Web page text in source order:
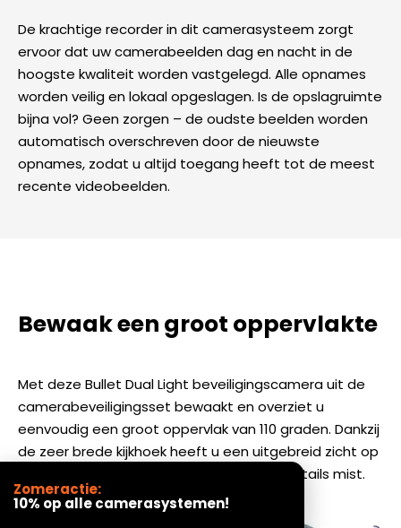
De krachtige recorder in dit camerasysteem zorgt
ervoor dat uw camerabeelden dag en nacht in de
hoogste kwaliteit worden vastgelegd. Alle opnames
worden veilig en lokaal opgeslagen. Is de opslagruimte
bijna vol? Geen zorgen – de oudste beelden worden
automatisch overschreven door de nieuwste
opnames, zodat u altijd toegang heeft tot de meest
recente videobeelden.
Bewaak een groot oppervlakte
Met deze Bullet Dual Light beveiligingscamera uit de
camerabeveiligingsset bewaakt en overziet u
eenvoudig een groot oppervlak van 110 graden. Dankzij
de zeer brede kijkhoek heeft u een uitgebreid zicht op
uw terrein, waardoor u geen belangrijke details mist.
Zomeractie:
10% op alle camerasystemen!